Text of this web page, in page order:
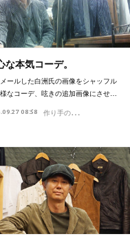
な本気コーデ。
ールした白洲氏の画像をシャッフル
なコーデ、呟きの追加画像にさせ…
08:58
作
り手の本気コーデ